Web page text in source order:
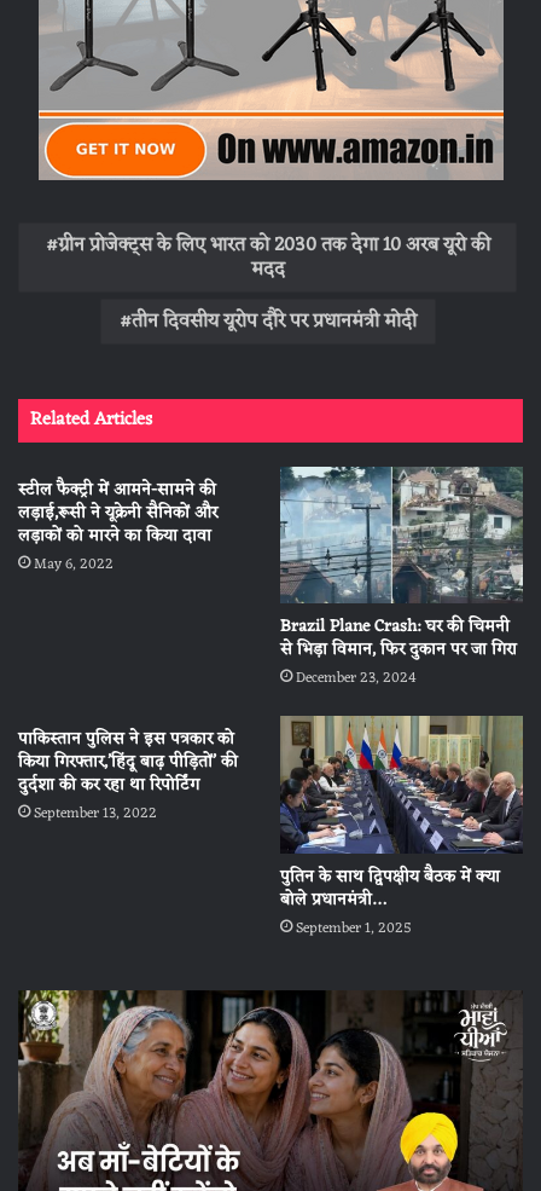
ग्रीन प्रोजेक्ट्स के लिए भारत को 2030 तक देगा 10 अरब यूरो की
मदद
तीन दिवसीय यूरोप दौरे पर प्रधानमंत्री मोदी
Related Articles
स्टील फैक्ट्री में आमने-सामने की
लड़ाई,रूसी ने यूक्रेनी सैनिकों और
लड़ाकों को मारने का किया दावा
May 6, 2022
Brazil Plane Crash: घर की चिमनी
से भिड़ा विमान, फिर दुकान पर जा गिरा
December 23, 2024
पाकिस्तान पुलिस ने इस पत्रकार को
किया गिरफ्तार,’हिंदू बाढ़ पीड़ितों’ की
दुर्दशा की कर रहा था रिपोर्टिंग
September 13, 2022
पुतिन के साथ द्विपक्षीय बैठक में क्या
बोले प्रधानमंत्री…
September 1, 2025